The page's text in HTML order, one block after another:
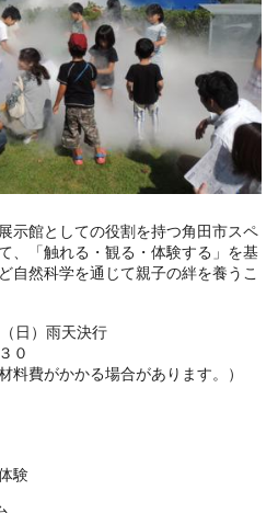
示館としての役割を持つ角田市スペ
、「触れる・観る・体験する」を基
自然科学を通じて親子の絆を養うこ
日）雨天決行
０
料費がかかる場合があります。）
体験